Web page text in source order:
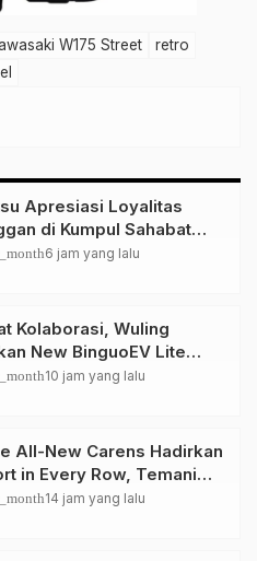
W175 Street
retro
Apresiasi Loyalitas
di Kumpul Sahabat
6 jam yang lalu
Kolaborasi, Wuling
New BinguoEV Lite
10 jam yang lalu
All-New Carens Hadirkan
in Every Row, Temani
Keluarga Lebih
14 jam yang lalu